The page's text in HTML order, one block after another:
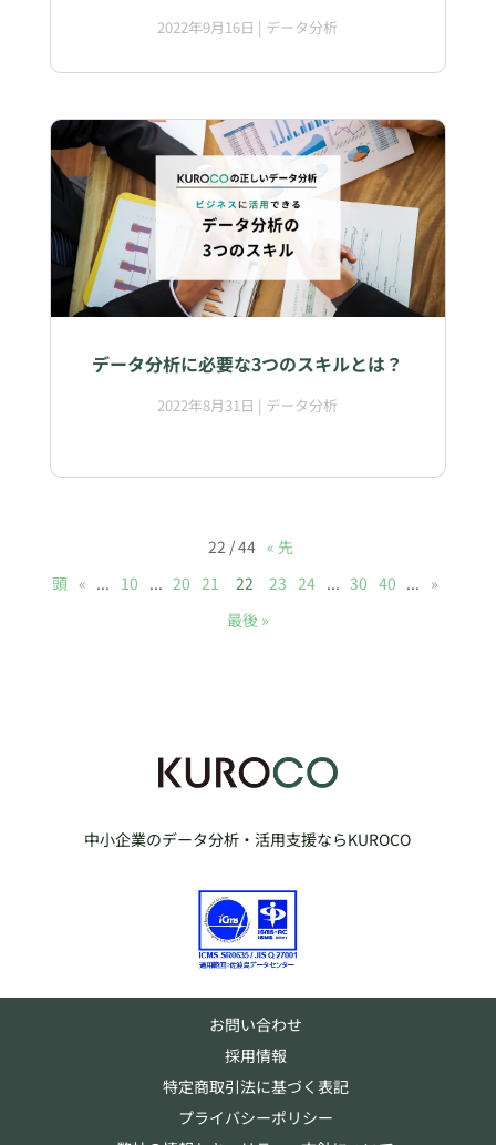
2022年9月16日 | データ分析
データ分析に必要な3つのスキルとは？
2022年8月31日 | データ分析
22 / 44 « 先
頭 « ... 10 ... 20 21 22 23 24 ... 30 40 ... »
最後 »
中小企業のデータ分析・活用支援ならKUROCO
お問い合わせ
採用情報
特定商取引法に基づく表記
プライバシーポリシー